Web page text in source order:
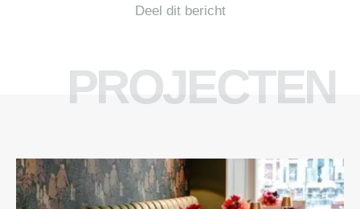
Deel dit bericht
PROJECTEN